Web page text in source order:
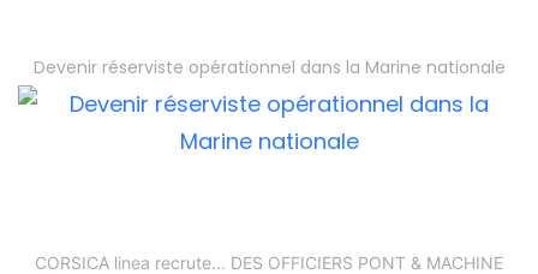
Devenir réserviste opérationnel dans la Marine nationale
CORSICA linea recrute... DES OFFICIERS PONT & MACHINE